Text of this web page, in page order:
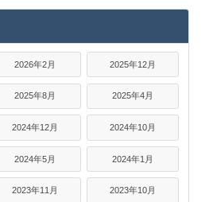
2026年2月 2025年12月
2025年8月 2025年4月
2024年12月 2024年10月
2024年5月 2024年1月
2023年11月 2023年10月